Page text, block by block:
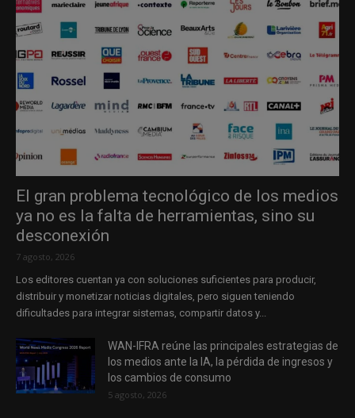
El gran problema tecnológico de los medios
ya no es la falta de herramientas, sino su
desconexión
7 agosto, 2026
Los editores cuentan ya con soluciones suficientes para producir,
distribuir y monetizar noticias digitales, pero siguen teniendo
dificultades para integrar sistemas, compartir datos y...
WAN-IFRA reúne las principales estrategias de
los medios ante la IA, la pérdida de ingresos y
los cambios de consumo
5 agosto, 2026